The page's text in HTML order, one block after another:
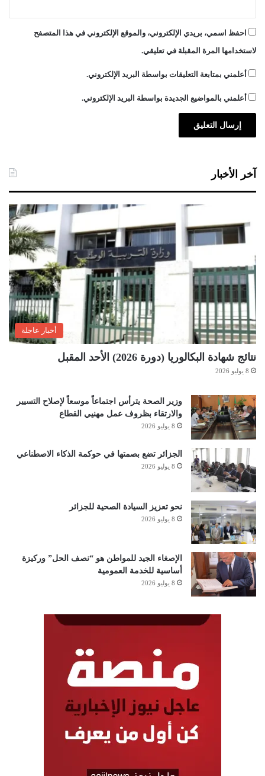
احفظ اسمي، بريدي الإلكتروني، والموقع الإلكتروني في هذا المتصفح
لاستخدامها المرة المقبلة في تعليقي.
أعلمني بمتابعة التعليقات بواسطة البريد الإلكتروني.
أعلمني بالمواضيع الجديدة بواسطة البريد الإلكتروني.
آخر الأخبار
أخبار عاجلة
نتائج شهادة البكالوريا (دورة 2026) الأحد المقبل
8 يوليو 2026
وزير الصحة يترأس اجتماعاً موسعاً لإصلاح التسيير
والارتقاء بظروف عمل مهنيي القطاع
8 يوليو 2026
الجزائر تضع بصمتها في حوكمة الذكاء الاصطناعي
8 يوليو 2026
نحو تعزيز السيادة الصحية للجزائر
8 يوليو 2026
الإصغاء الجيد للمواطن هو “نصف الحل” وركيزة
أساسية للخدمة العمومية
8 يوليو 2026